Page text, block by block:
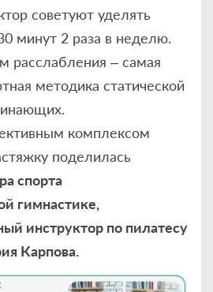
советуют уделять
минут 2 раза в неделю.
расслабления – самая
методика статической
комплексом
поделилась
спорта
гимнастике,
инструктор по пилатесу
Карпова.